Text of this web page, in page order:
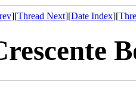
][Thread Next][Date Index][